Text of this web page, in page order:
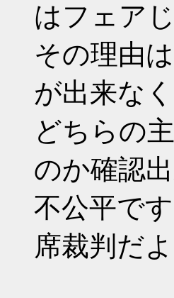
はフェア
その理由
が出来な
どちらの
のか確認
不公平で
席裁判だよ